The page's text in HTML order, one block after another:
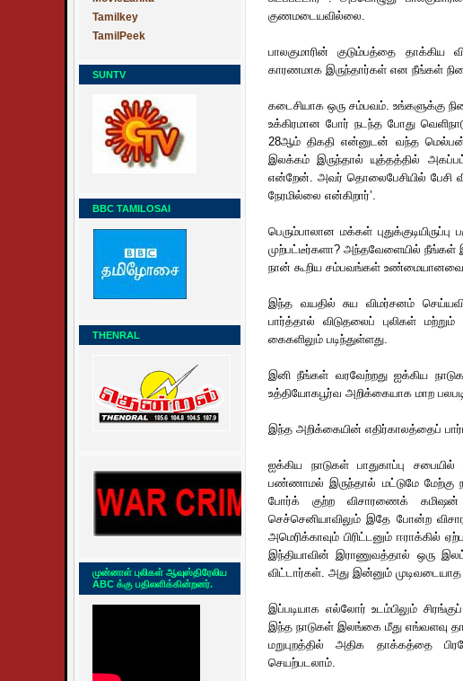
Tamilkey
TamilPeek
SUNTV
BBC TAMILOSAI
THENRAL
முன்னாள் புலிகள் ஆவுஸ்திரேலிய
ABC க்கு பதிலளிக்கின்றனர்.
குணமடையவில்லை.
பாலகுமாரின் குடும்பத்தை தாக்கிய
காரணமாக இருந்தார்கள் என நீங்கள்
கடைசியாக ஒரு சம்பவம். உங்களுக்கு
உக்கிரமான போர் நடந்த போது
28ஆம் திகதி என்னுடன் வந்த மெல்பன்
இலக்கம் இருந்தால் யுத்தத்தில்
என்றேன். அவர் தொலைபேசியில் பேசி
நேரமில்லை என்கிறார்’.
பெரும்பாலான மக்கள்
முற்பட்டீர்களா? அந்தவேளையில் நீங்கள்
நான் கூறிய சம்பவங்கள் உண்மையானவை.
இந்த வயதில் சுய விமர்சனம்
பார்த்தால் விடுதலைப் புலிகள்
கைகளிலும் படிந்துள்ளது.
இனி நீங்கள் வரவேற்றது ஐக்கிய
உத்தியோகபூர்வ அறிக்கையாக மாற
இந்த அறிக்கையின் எதிர்காலத்தைப்
ஐக்கிய நாடுகள் பாதுகாப்பு
பண்ணாமல் இருந்தால் மட்டுமே மேற்கு
போர்க் குற்ற விசாரணைக் கமிஷன்
செச்செனியாவிலும் இதே போன்ற
அமெரிக்காவும் பிரிட்டனும் ஈராக்கில்
இந்தியாவின் இராணுவத்தால் ஒரு
விட்டார்கள். அது இன்னும்
இப்படியாக எல்லோர் உடம்பிலும்
இந்த நாடுகள் இலங்கை மீது எங்வளவு
மறுபுறத்தில் அதிக தாக்கத்தை
செயற்படலாம்.